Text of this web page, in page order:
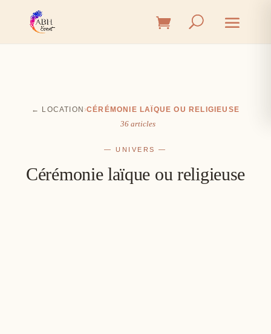
← LOCATION ›CÉRÉMONIE LAÏQUE OU RELIGIEUSE
36 articles
— UNIVERS —
Cérémonie laïque ou religieuse